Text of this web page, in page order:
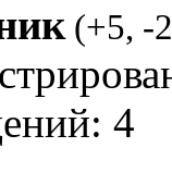
(+5, -2
4